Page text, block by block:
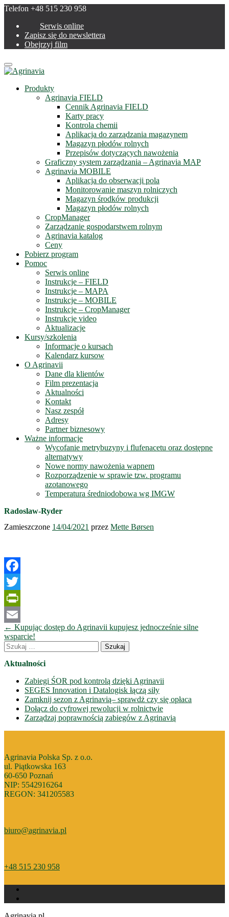
Telefon +48 515 230 958
Serwis online
Zapisz się do newslettera
Obejrzyj film
Menu
Produkty
Agrinavia FIELD
Cennik Agrinavia FIELD
Karty pracy
Kontrola chemii
Aplikacja do zarządzania magazynem
Magazyn płodów rolnych
Przepisów dotyczących nawożenia
Graficzny system zarządzania – Agrinavia MAP
Agrinavia MOBILE
Aplikacja do obserwacji pola
Monitorowanie maszyn rolniczych
Magazyn środków produkcji
Magazyn płodów rolnych
CropManager
Zarządzanie gospodarstwem rolnym
Agrinavia katalog
Ceny
Pobierz program
Pomoc
Serwis online
Instrukcje – FIELD
Instrukcje – MAPA
Instrukcje – MOBILE
Instrukcje – CropManager
Instrukcje video
Aktualizacje
Kursy/szkolenia
Informacje o kursach
Kalendarz kursow
O Agrinavii
Dane dla klientów
Film prezentacja
Aktualności
Kontakt
Nasz zespół
Adresy
Partner biznesowy
Ważne informacje
Wycofanie metrybuzyny i flufenacetu oraz dostępne
alternatywy
Nowe normy nawożenia wapnem
Rozporządzenie w sprawie tzw. programu
azotanowego
Temperatura średniodobowa wg IMGW
Radoslaw-Ryder
Zamieszczone 14/04/2021 przez Mette Børsen
Facebook
Twitter
PrintFriendly
Email
Nawigacja
wpisów
← Kupując dostęp do Agrinavii kupujesz jednocześnie silne
wsparcie!
Szukaj:
Aktualności
Zabiegi ŚOR pod kontrolą dzięki Agrinavii
SEGES Innovation i Datalogisk łączą siły
Zamknij sezon z Agrinavią– sprawdż czy się opłaca
Dołącz do cyfrowej rewolucji w rolnictwie
Zarządzaj poprawnością zabiegów z Agrinavią
Agrinavia Polska Sp. z o.o.
ul. Piątkowska 163
60-650 Poznań
NIP: 5542916264
REGON: 341205583
biuro@agrinavia.pl
+48 515 230 958